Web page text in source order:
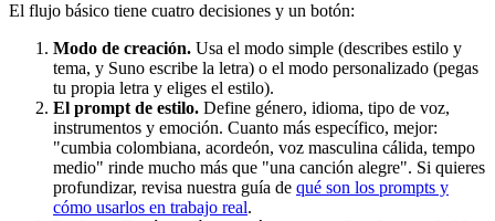
El flujo básico tiene cuatro decisiones y un botón:
Modo de creación. Usa el modo simple (describes estilo y
tema, y Suno escribe la letra) o el modo personalizado (pegas
tu propia letra y eliges el estilo).
El prompt de estilo. Define género, idioma, tipo de voz,
instrumentos y emoción. Cuanto más específico, mejor:
"cumbia colombiana, acordeón, voz masculina cálida, tempo
medio" rinde mucho más que "una canción alegre". Si quieres
profundizar, revisa nuestra guía de qué son los prompts y
cómo usarlos en trabajo real.